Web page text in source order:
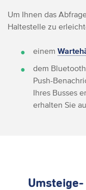
Um Ihnen das
Haltestelle zu
einem
dem
Push-
Ihres Busses
erhalten Sie